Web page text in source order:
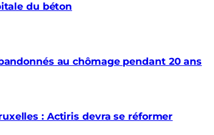
du béton
au chômage pendant 20 ans
: Actiris devra se réformer